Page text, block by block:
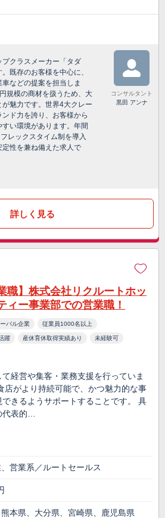
クラスメーカー「タダ
既存のお客様を中心に、
などの提案を担当しま
規模の商材を扱うため、大
魅力です。世界4大クレー
ド力を誇り、お客様から
い環境があります。年間
レックスタイム制を導入
性を兼ね備えた求人で
コンサルタント
黒田 アンナ
詳しく見る
職】株式会社リクルートホッ
ィー事業部での営業職！
バル企業 従業員1000名以上
躍 産休育休取得実績あり 未経験可
経営や集客・業務支援を行っていま
店がより持続可能で、かつ魅力的な事
きるようサポートすることです。 具
代表的…
営業系／ルートセールス
本県、大分県、宮崎県、鹿児島県